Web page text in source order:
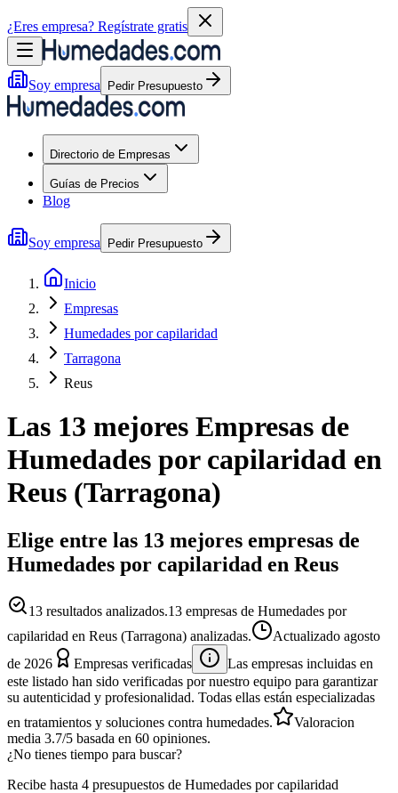
¿Eres empresa? Regístrate gratis
Soy empresa Pedir Presupuesto
Directorio de Empresas
Guías de Precios
Blog
Soy empresa Pedir Presupuesto
Inicio
Empresas
Humedades por capilaridad
Tarragona
Reus
Las 13 mejores Empresas de
Humedades por capilaridad en
Reus (Tarragona)
Elige entre las 13 mejores empresas de
Humedades por capilaridad en Reus
13 resultados analizados.13 empresas de Humedades por
capilaridad en Reus (Tarragona) analizadas.
Actualizado agosto
de 2026
Empresas verificadas
Las empresas incluidas en
este listado han sido verificadas por nuestro equipo para garantizar
su autenticidad y profesionalidad. Todas ellas están especializadas
en tratamientos y soluciones contra humedades.
Valoracion
media 3.7/5 basada en 60 opiniones.
¿No tienes tiempo para buscar?
Recibe hasta 4 presupuestos de Humedades por capilaridad